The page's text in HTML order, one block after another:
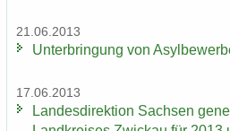
21.06.2013
Un­ter­brin­gung von
17.06.2013
Lan­des­di­rek­ti­on Sach­sen